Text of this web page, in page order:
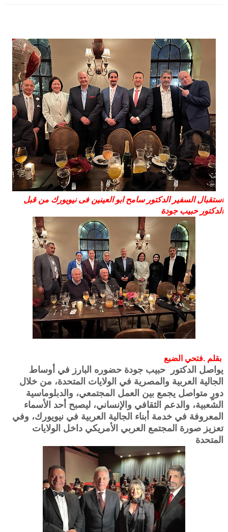
استقبال السفير الدكتور سامح ابو العينين فى نيويورك من قبل
الدكتور حبيب جودة
بقلم .فتحي الضبع
يواصل الدكتور حبيب جودة حضوره البارز في أوساط
الجالية العربية والمصرية في الولايات المتحدة، من خلال
دورٍ متواصل يجمع بين العمل المجتمعي، والدبلوماسية
الشعبية، والدعم الثقافي والإنساني، ليصبح أحد الأسماء
المعروفة في خدمة أبناء الجالية العربية في نيويورك، وفي
تعزيز صورة المجتمع العربي الأمريكي داخل الولايات
المتحدة